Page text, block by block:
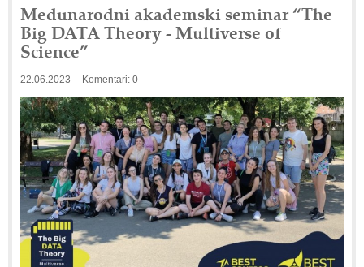
Međunarodni akademski seminar “The
Big DATA Theory - Multiverse of
Science”
22.06.2023 Komentari: 0